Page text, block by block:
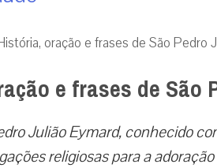
oração e frases de São Pedro
e frases de São
Julião Eymard, conhecido
religiosas para a